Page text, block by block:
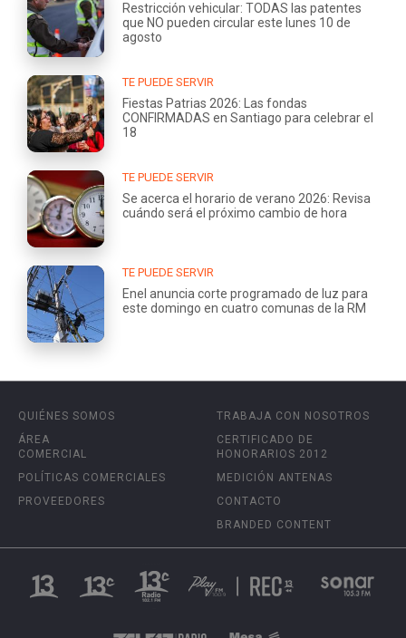
Restricción vehicular: TODAS las patentes
que NO pueden circular este lunes 10 de
agosto
TE PUEDE SERVIR
Fiestas Patrias 2026: Las fondas
CONFIRMADAS en Santiago para celebrar el
18
TE PUEDE SERVIR
Se acerca el horario de verano 2026: Revisa
cuándo será el próximo cambio de hora
TE PUEDE SERVIR
Enel anuncia corte programado de luz para
este domingo en cuatro comunas de la RM
QUIÉNES SOMOS
ÁREA
COMERCIAL
POLÍTICAS COMERCIALES
PROVEEDORES
TRABAJA CON NOSOTROS
CERTIFICADO DE
HONORARIOS 2012
MEDICIÓN ANTENAS
CONTACTO
BRANDED CONTENT